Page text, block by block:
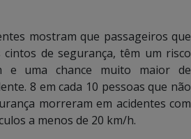
mostram que passageiros que
de segurança, têm um risco
e uma chance muito maior de
8 em cada 10 pessoas que não
morreram em acidentes com
a menos de 20 km/h.